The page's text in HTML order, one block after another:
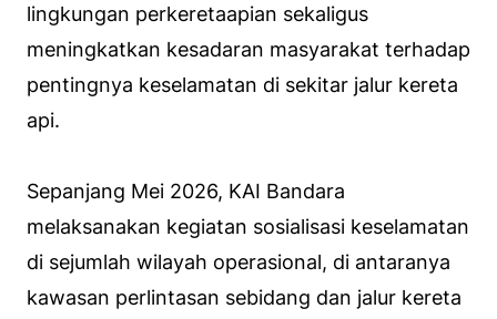
lingkungan perkeretaapian sekaligus
meningkatkan kesadaran masyarakat terhadap
pentingnya keselamatan di sekitar jalur kereta
api.
Sepanjang Mei 2026, KAI Bandara
melaksanakan kegiatan sosialisasi keselamatan
di sejumlah wilayah operasional, di antaranya
kawasan perlintasan sebidang dan jalur kereta